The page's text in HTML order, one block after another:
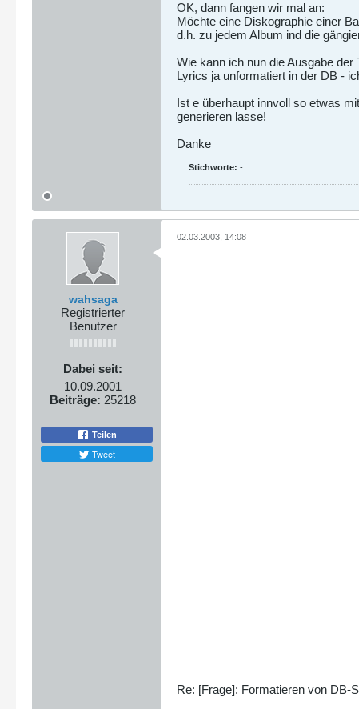
OK, dann fangen wir mal an:
Möchte eine Diskographie einer
d.h. zu jedem Album ind die
Wie kann ich nun die Ausgabe
Lyrics ja unformatiert in der DB -
Ist e überhaupt innvoll so etwas
generieren lasse!
Danke
Stichworte: -
wahsaga
Registrierter
Benutzer
Dabei seit:
10.09.2001
Beiträge: 25218
Teilen
Tweet
02.03.2003, 14:08
Re: [Frage]: Formatieren von DB-